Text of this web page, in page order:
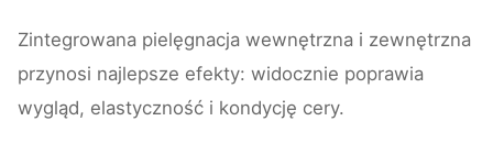
Zintegrowana pielęgnacja wewnętrzna i zewnętrzna
przynosi najlepsze efekty: widocznie poprawia
wygląd, elastyczność i kondycję cery.